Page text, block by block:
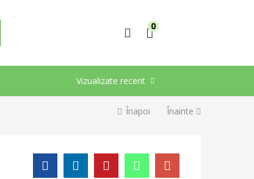
0
Vizualizate recent
Înapoi Înainte